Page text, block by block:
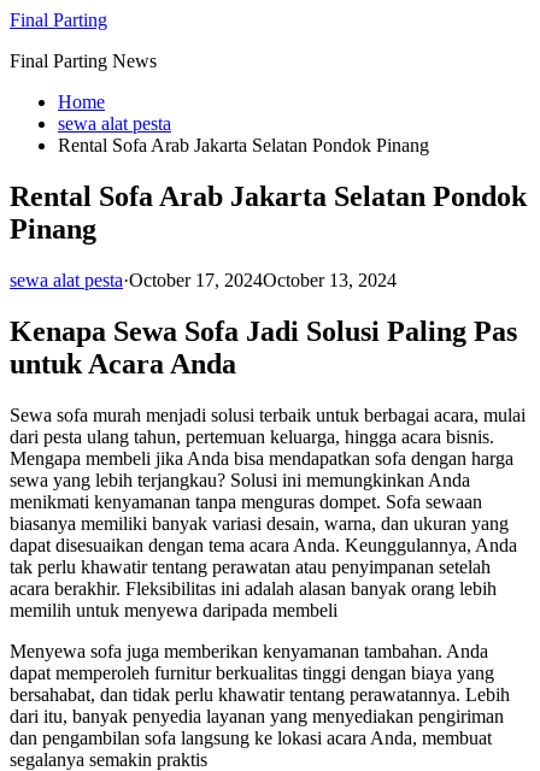
Skip
content
Final Parting
Final Parting News
Home
sewa alat pesta
Rental Sofa Arab Jakarta Selatan Pondok Pinang
Rental Sofa Arab Jakarta Selatan Pondok
Pinang
sewa alat pesta·October 17, 2024October 13, 2024
Kenapa Sewa Sofa Jadi Solusi Paling Pas
untuk Acara Anda
Sewa sofa murah menjadi solusi terbaik untuk berbagai acara, mulai
dari pesta ulang tahun, pertemuan keluarga, hingga acara bisnis.
Mengapa membeli jika Anda bisa mendapatkan sofa dengan harga
sewa yang lebih terjangkau? Solusi ini memungkinkan Anda
menikmati kenyamanan tanpa menguras dompet. Sofa sewaan
biasanya memiliki banyak variasi desain, warna, dan ukuran yang
dapat disesuaikan dengan tema acara Anda. Keunggulannya, Anda
tak perlu khawatir tentang perawatan atau penyimpanan setelah
acara berakhir. Fleksibilitas ini adalah alasan banyak orang lebih
memilih untuk menyewa daripada membeli
Menyewa sofa juga memberikan kenyamanan tambahan. Anda
dapat memperoleh furnitur berkualitas tinggi dengan biaya yang
bersahabat, dan tidak perlu khawatir tentang perawatannya. Lebih
dari itu, banyak penyedia layanan yang menyediakan pengiriman
dan pengambilan sofa langsung ke lokasi acara Anda, membuat
segalanya semakin praktis